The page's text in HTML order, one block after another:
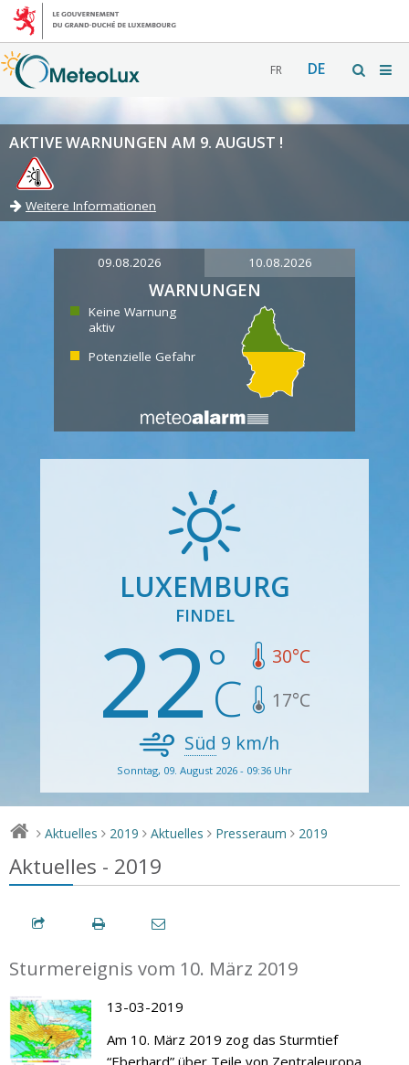
FR DE
AKTIVE WARNUNGEN AM 9. AUGUST !
Weitere Informationen
09.08.2026 10.08.2026
WARNUNGEN
Keine Warnung
aktiv
Potenzielle Gefahr
LUXEMBURG
FINDEL
22 30°C
17°C
Süd 9 km/h
Sonntag, 09. August 2026 - 09:36 Uhr
> Aktuelles > 2019 > Aktuelles > Presseraum > 2019
Aktuelles - 2019
Sturmereignis vom 10. März 2019
13-03-2019
Am 10. März 2019 zog das Sturmtief
“Eberhard” über Teile von Zentraleuropa